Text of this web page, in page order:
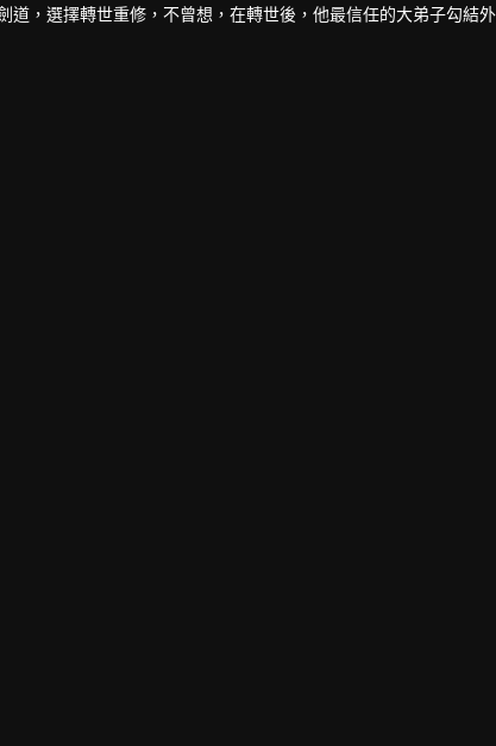
道，選擇轉世重修，不曾想，在轉世後，他最信任的大弟子勾結
子，自幼備受冷落，懷疑母親葉雨妃之死，和生父蘇弘禮有關